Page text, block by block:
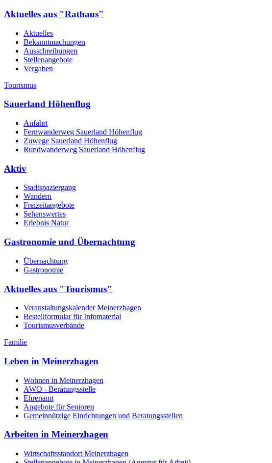
Aktuelles aus "Rathaus"
Aktuelles
Bekanntmachungen
Ausschreibungen
Stellenangebote
Vergaben
Tourismus
Sauerland Höhenflug
Anfahrt
Fernwanderweg Sauerland Höhenflug
Zuwege Sauerland Höhenflug
Rundwanderweg Sauerland Höhenflug
Aktiv
Stadtspaziergang
Wandern
Freizeitangebote
Sehenswertes
Erlebnis Natur
Gastronomie und Übernachtung
Übernachtung
Gastronomie
Aktuelles aus "Tourismus"
Veranstaltungskalender Meinerzhagen
Bestellformular für Infomaterial
Tourismusverbände
Familie
Leben in Meinerzhagen
Wohnen in Meinerzhagen
AWO - Beratungsstelle
Ehrenamt
Angebote für Senioren
Gemeinnützige Einrichtungen und Beratungsstellen
Arbeiten in Meinerzhagen
Wirtschaftsstandort Meinerzhagen